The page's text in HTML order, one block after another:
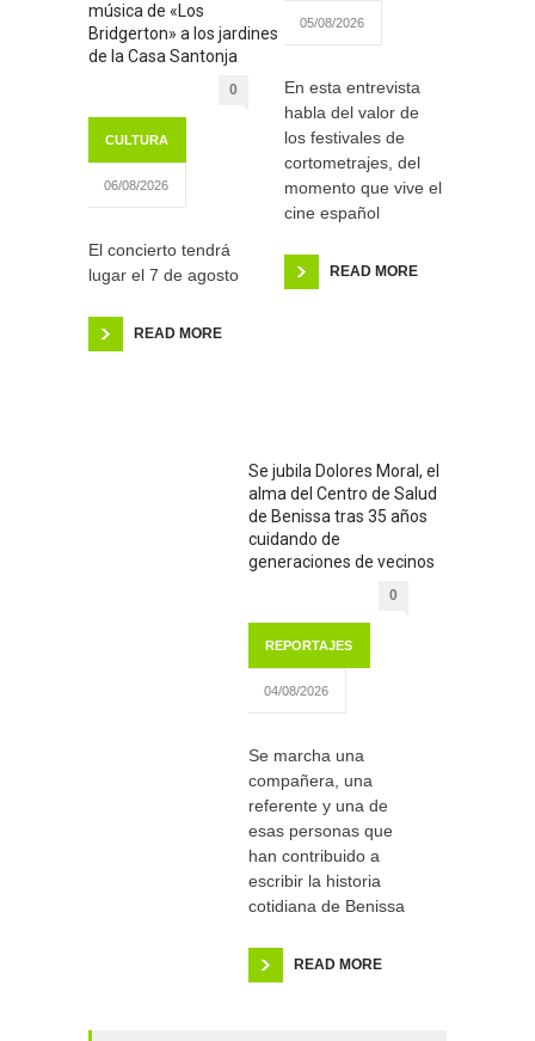
música de «Los
Bridgerton» a los jardines
de la Casa Santonja
0
CULTURA
06/08/2026
El concierto tendrá
lugar el 7 de agosto
READ MORE
05/08/2026
En esta entrevista
habla del valor de
los festivales de
cortometrajes, del
momento que vive el
cine español
READ MORE
Se jubila Dolores Moral, el
alma del Centro de Salud
de Benissa tras 35 años
cuidando de
generaciones de vecinos
0
REPORTAJES
04/08/2026
Se marcha una
compañera, una
referente y una de
esas personas que
han contribuido a
escribir la historia
cotidiana de Benissa
READ MORE